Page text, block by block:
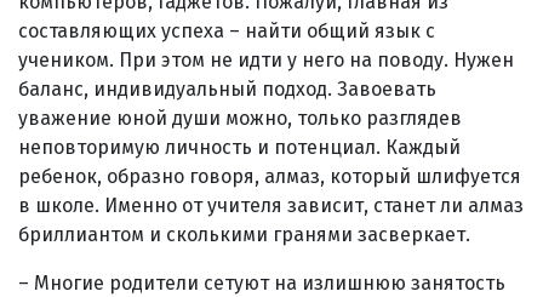
составляющих успеха – найти общий язык с
учеником. При этом не идти у него на поводу. Нужен
баланс, индивидуальный подход. Завоевать
уважение юной души можно, только разглядев
неповторимую личность и потенциал. Каждый
ребенок, образно говоря, алмаз, который шлифуется
в школе. Именно от учителя зависит, станет ли алмаз
бриллиантом и сколькими гранями засверкает.
– Многие родители сетуют на излишнюю занятость